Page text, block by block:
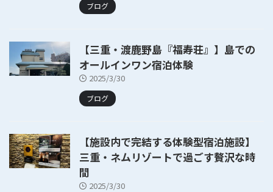
ブログ
【三重・渡鹿野島『福寿荘』】島での
オールインワン宿泊体験
2025/3/30
ブログ
【施設内で完結する体験型宿泊施設】
三重・ネムリゾートで過ごす贅沢な時
間
2025/3/30